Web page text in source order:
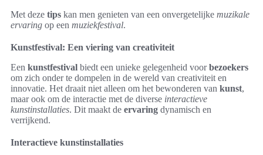
Met deze tips kan men genieten van een onvergetelijke muzikale
ervaring op een muziekfestival.
Kunstfestival: Een viering van creativiteit
Een kunstfestival biedt een unieke gelegenheid voorbezoekers
om zich onder te dompelen in de wereld van creativiteit en
innovatie. Het draait niet alleen om het bewonderen van kunst,
maar ook om de interactie met de diverse interactieve
kunstinstallaties. Dit maakt de ervaring dynamisch en
verrijkend.
Interactieve kunstinstallaties